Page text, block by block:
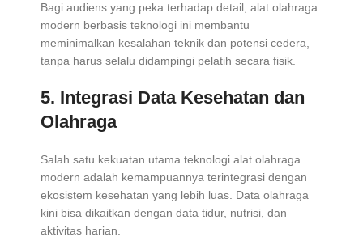
Bagi audiens yang peka terhadap detail, alat olahraga
modern berbasis teknologi ini membantu
meminimalkan kesalahan teknik dan potensi cedera,
tanpa harus selalu didampingi pelatih secara fisik.
5. Integrasi Data Kesehatan dan
Olahraga
Salah satu kekuatan utama teknologi alat olahraga
modern adalah kemampuannya terintegrasi dengan
ekosistem kesehatan yang lebih luas. Data olahraga
kini bisa dikaitkan dengan data tidur, nutrisi, dan
aktivitas harian.